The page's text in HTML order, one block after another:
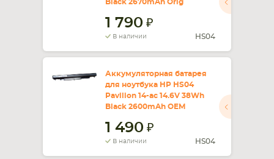
КОМПЛЕКТУЮЩИЕ
Black 2670mAh Orig
1 790
В наличии HS04
Аккумуляторная батарея
для ноутбука HP HS04
Pavilion 14-ac 14.6V 38Wh
Black 2600mAh OEM
1 490
В наличии HS04